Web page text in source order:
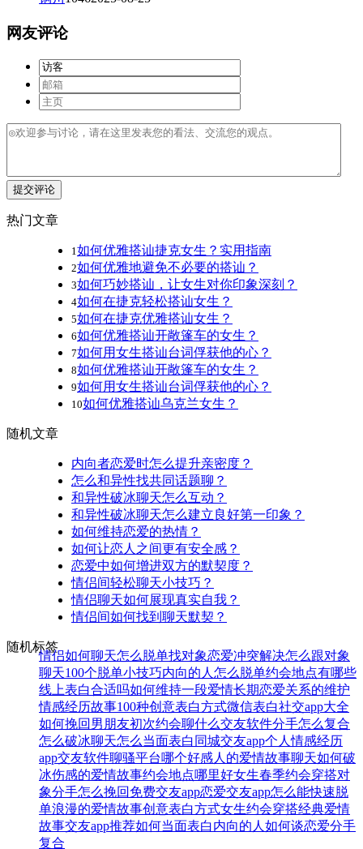
网友评论
提交评论
热门文章
1 如何优雅搭讪捷克女生？实用指南
2如何优雅地避免不必要的搭讪？
3如何巧妙搭讪，让女生对你印象深刻？
4如何在捷克轻松搭讪女生？
5如何在捷克优雅搭讪女生？
6如何优雅搭讪开敞篷车的女生？
7如何用女生搭讪台词俘获他的心？
8如何优雅搭讪开敞篷车的女生？
9如何用女生搭讪台词俘获他的心？
10如何优雅搭讪乌克兰女生？
随机文章
内向者恋爱时怎么提升亲密度？
怎么和异性找共同话题聊？
和异性破冰聊天怎么互动？
和异性破冰聊天怎么建立良好第一印象？
如何维持恋爱的热情？
如何让恋人之间更有安全感？
恋爱中如何增进双方的默契度？
情侣间轻松聊天小技巧？
情侣聊天如何展现真实自我？
情侣间如何找到聊天默契？
随机标签
情侣如何聊天怎么脱单找对象恋爱冲突解决怎么跟对象
聊天100个脱单小技巧内向的人怎么脱单约会地点有哪些
线上表白合适吗如何维持一段爱情长期恋爱关系的维护
情感经历故事100种创意表白方式微信表白社交app大全
如何挽回男朋友初次约会聊什么交友软件分手怎么复合
怎么破冰聊天怎么当面表白 同城交友app个人情感经历
app交友软件聊骚平台哪个好感人的爱情故事聊天如何破
冰伤感的爱情故事约会地点哪里好女生春季约会穿搭对
象分手怎么挽回 免费交友app恋爱交友app怎么能快速脱
单浪漫的爱情故事创意表白方式女生约会穿搭经典爱情
故事交友app推荐如何当面表白内向的人如何谈恋爱分手
复合